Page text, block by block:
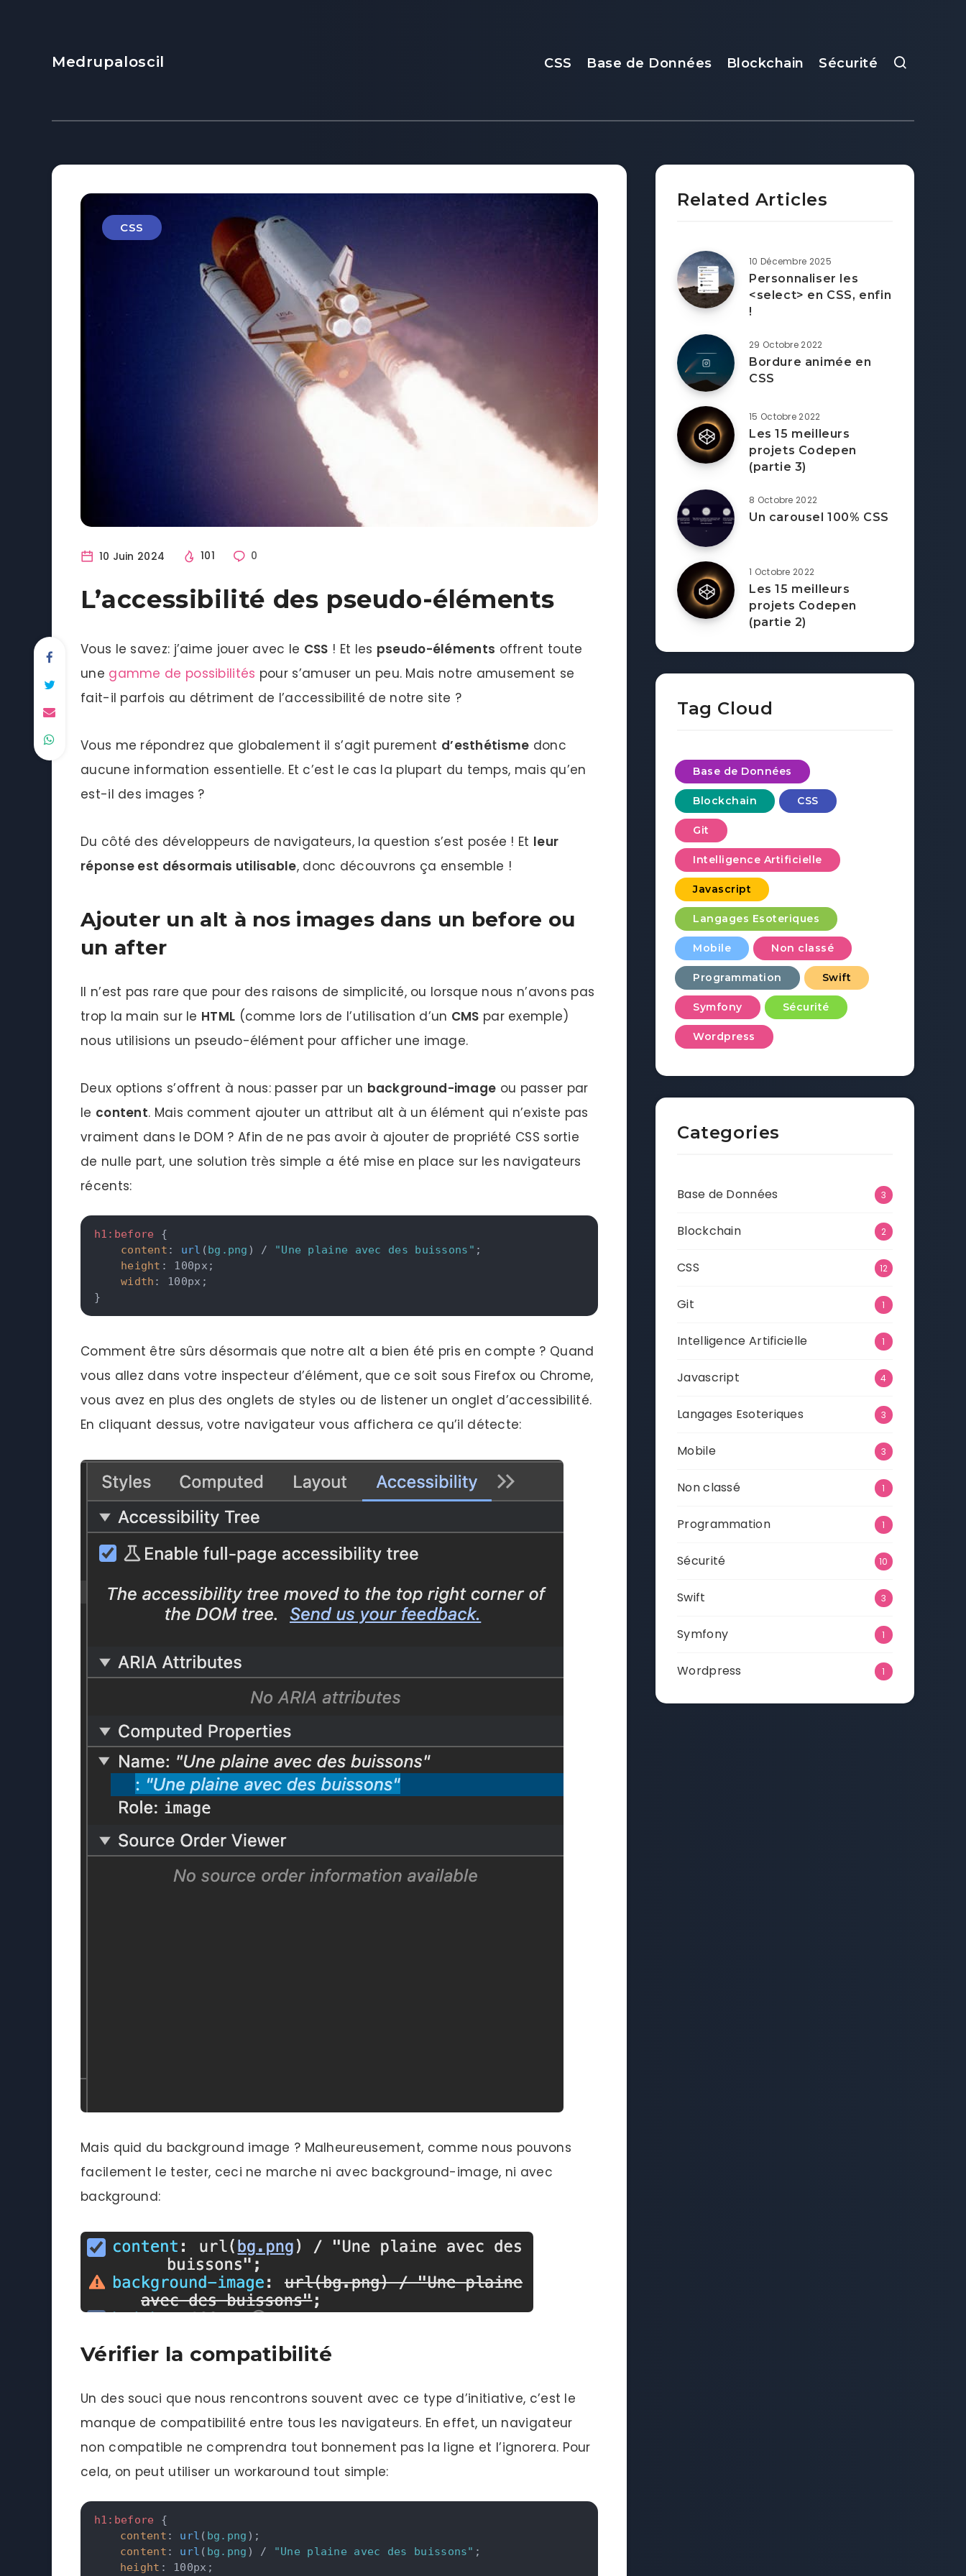
Medrupaloscil CSS Base de Données Blockchain Sécurité
CSS
10 Juin 2024 101 0
L’accessibilité des pseudo-éléments
Vous le savez: j’aime jouer avec le CSS ! Et les pseudo-éléments offrent toute
une gamme de possibilités pour s’amuser un peu. Mais notre amusement se
fait-il parfois au détriment de l’accessibilité de notre site ?
Vous me répondrez que globalement il s’agit purement d’esthétisme donc
aucune information essentielle. Et c’est le cas la plupart du temps, mais qu’en
est-il des images ?
Du côté des développeurs de navigateurs, la question s’est posée ! Et leur
réponse est désormais utilisable, donc découvrons ça ensemble !
Ajouter un alt à nos images dans un before ou
un after
Il n’est pas rare que pour des raisons de simplicité, ou lorsque nous n’avons pas
trop la main sur le HTML (comme lors de l’utilisation d’un CMS par exemple)
nous utilisions un pseudo-élément pour afficher une image.
Deux options s’offrent à nous: passer par un background-image ou passer par
le content. Mais comment ajouter un attribut alt à un élément qui n’existe pas
vraiment dans le DOM ? Afin de ne pas avoir à ajouter de propriété CSS sortie
de nulle part, une solution très simple a été mise en place sur les navigateurs
récents:
h1:before
{
content : url ( bg.png ) / "Une plaine avec des buissons" ;
height : 100px ;
width : 100px ;
}
Comment être sûrs désormais que notre alt a bien été pris en compte ? Quand
vous allez dans votre inspecteur d’élément, que ce soit sous Firefox ou Chrome,
vous avez en plus des onglets de styles ou de listener un onglet d’accessibilité.
En cliquant dessus, votre navigateur vous affichera ce qu’il détecte:
Mais quid du background image ? Malheureusement, comme nous pouvons
facilement le tester, ceci ne marche ni avec background-image, ni avec
background:
Vérifier la compatibilité
Un des souci que nous rencontrons souvent avec ce type d’initiative, c’est le
manque de compatibilité entre tous les navigateurs. En effet, un navigateur
non compatible ne comprendra tout bonnement pas la ligne et l’ignorera. Pour
cela, on peut utiliser un workaround tout simple:
h1:before
{
content : url ( bg.png ) ;
content : url ( bg.png ) / "Une plaine avec des buissons" ;
height : 100px ;
Related Articles
10 Décembre 2025
Personnaliser les
<select> en CSS, enfin
!
29 Octobre 2022
Bordure animée en
CSS
15 Octobre 2022
Les 15 meilleurs
projets Codepen
(partie 3)
8 Octobre 2022
Un carousel 100% CSS
1 Octobre 2022
Les 15 meilleurs
projets Codepen
(partie 2)
Tag Cloud
Base de Données
Blockchain CSS
Git
Intelligence Artificielle
Javascript
Langages Esoteriques
Mobile Non classé
Programmation Swift
Symfony Sécurité
Wordpress
Categories
Base de Données 3
Blockchain 2
CSS 12
Git 1
Intelligence Artificielle 1
Javascript 4
Langages Esoteriques 3
Mobile 3
Non classé 1
Programmation 1
Sécurité 10
Swift 3
Symfony 1
Wordpress 1